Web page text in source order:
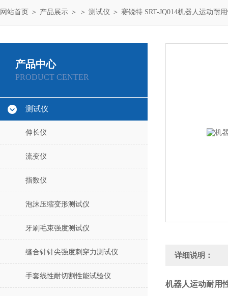
网站首页 ＞ 产品展示 ＞ ＞ 测试仪 ＞ 赛锐特 SRT-JQ014机器人运动耐
产品中心
PRODUCT CENTER
测试仪
伸长仪
流变仪
指数仪
泡沫压缩变形测试仪
牙刷毛束强度测试仪
缝合针针尖强度刺穿力测试仪
手套线性耐切割性能试验仪
详细说明：
机器人运动耐用